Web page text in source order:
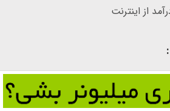
از اینترنت